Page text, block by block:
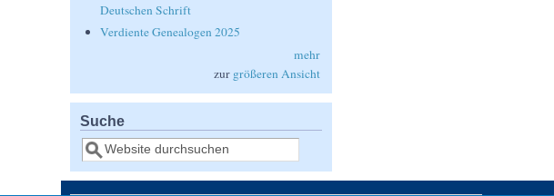
Deutschen Schrift
Verdiente Genealogen 2025
mehr
zur größeren Ansicht
Suche
Suche